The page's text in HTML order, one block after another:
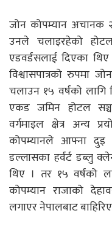
जोन कोपम्यान अचानक
उनले चलाइरहेको
एडवर्डसलाई दिएका
विश्वासपात्रको रुपमा
चलाउन १५ वर्षको
एकड जमिन होटल
वर्गमाइल क्षेत्र अन्य
कोपम्यानले आफ्ना दुइ
डल्लासका हर्वर्ट डब्लु
थिए । तर १५ वर्षको
कोपम्यान राजाको
लगाएर नेपालबाट